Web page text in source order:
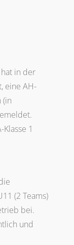
in der
eine AH-
(in
1
(2 Teams)
bei.
und